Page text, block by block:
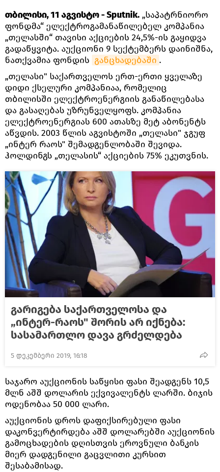
თბილისი, 11 აგვისტო - Sputnik. „საპატრნიორო
ფონდმა“ ელექტროგამანაწილებელ კომპანია
„თელასში“ თავისი აქციების 24,5%-ის გაყიდვა
გადაწყვიტა. აუქციონი 9 სექტემბერს დაინიშნა,
ნათქვამია ფონდის განცხადებაში .
„თელასი" საქართველოს ერთ-ერთი ყველაზე
დიდი ქსელური კომპანიაა, რომელიც
თბილისში ელექტროენერგიის განაწილებასა
და გასაღებას უზრუნველყოფს. კომპანია
ელექტროენერგიას 600 ათასზე მეტ აბონენტს
აწვდის. 2003 წლის აგვისტოში „თელასი" ჯგუფ
„ინტერ რაოს" შემადგენლობაში შევიდა.
ჰოლდინგს „თელასის“ აქციების 75% ეკუთვნის.
გარიგება საქართველოსა და
„ინტერ-რაოს" შორის არ იქნება:
სასამართლო დავა გრძელდება
5 დეკემბერი 2019, 16:18
საჯარო აუქციონის საწყისი ფასი შეადგენს 10,5
მლნ აშშ დოლარის ექვივალენტს ლარში. ბიჯის
ოდენობაა 50 000 ლარი.
აუქციონის დროს დაფიქსირებული ფასი
დაკონვერტირდება აშშ დოლარებში აუქციონის
გამოცხადების დღისთვის ეროვნული ბანკის
მიერ დადგენილი გაცვლითი კურსით
შესაბამისად.